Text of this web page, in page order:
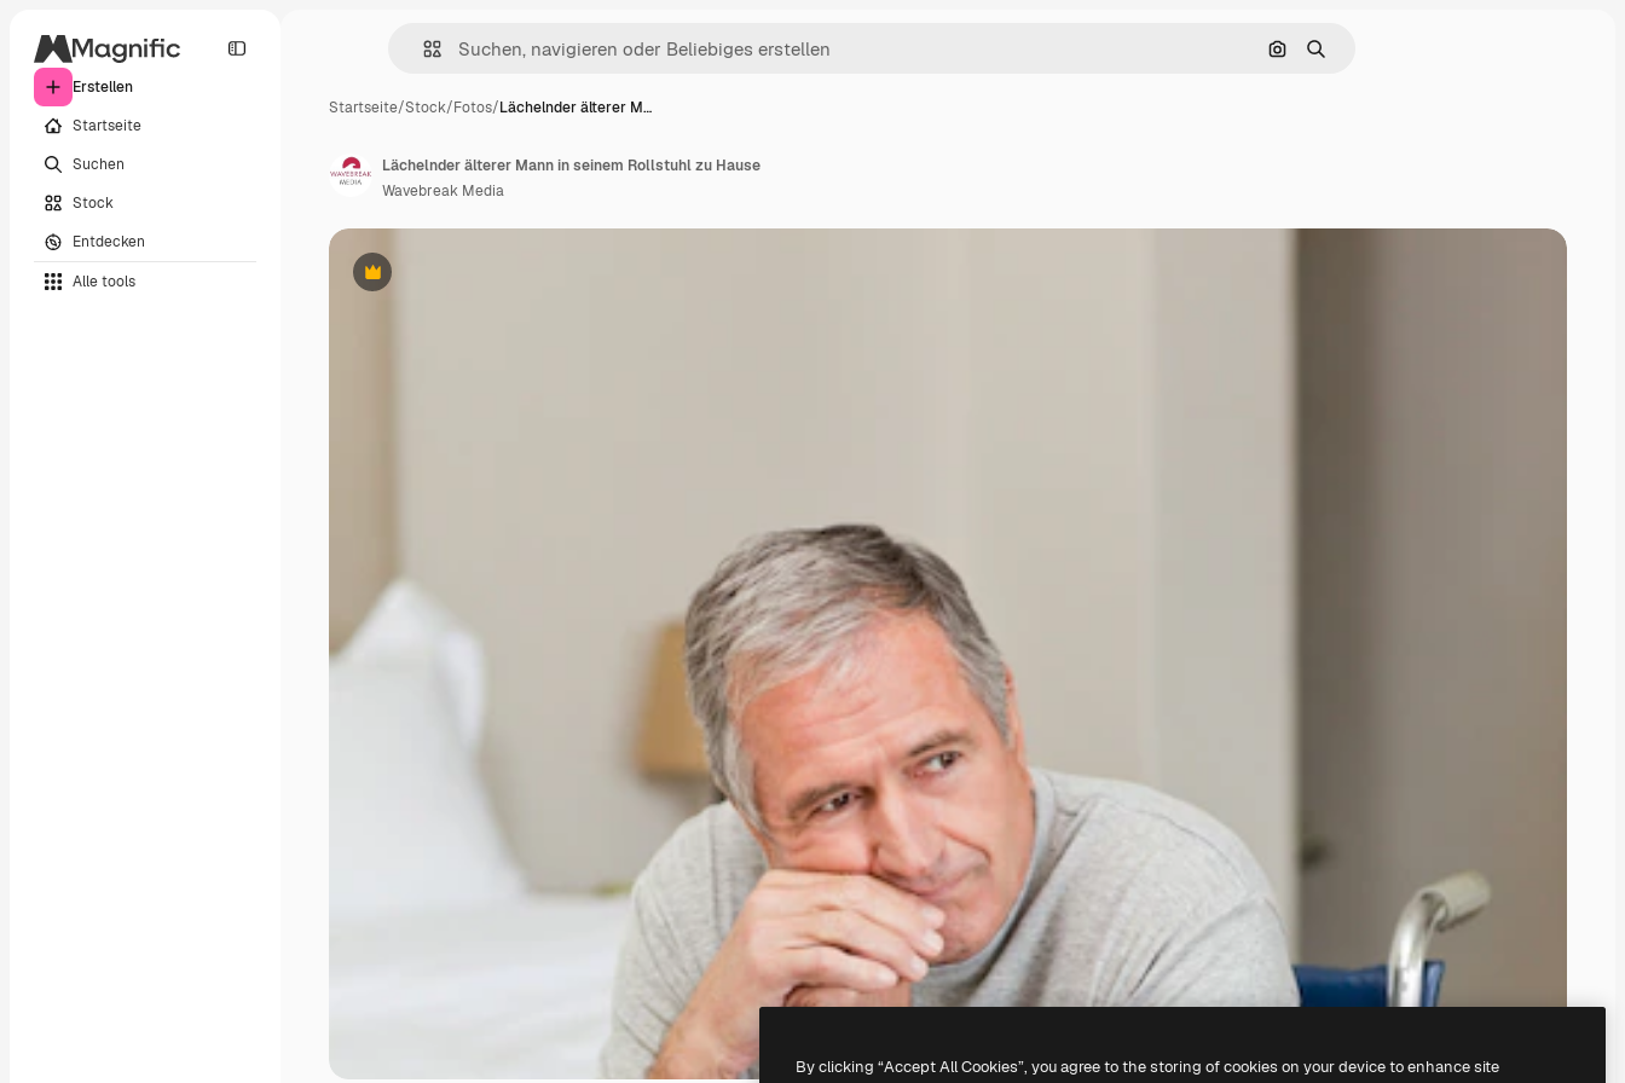
Erstellen
Startseite
Suchen
Stock
Entdecken
Alle tools
Nach Bild suchen
Suchen
Startseite/Stock/Fotos/Lächelnder älterer M…
Premium
Lächelnder älterer Mann in seinem Rollstuhl zu Hause
Wavebreak Media
By clicking “Accept All Cookies”, you agree to the storing of cookies on your device to enhance site